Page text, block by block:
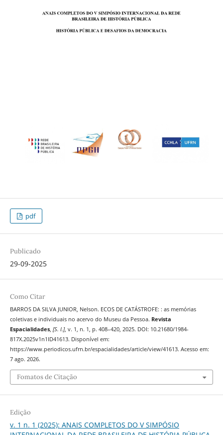
pdf
Publicado
29-09-2025
Como Citar
BARROS DA SILVA JUNIOR, Nelson. ECOS DE CATÁSTROFE: : as memórias
coletivas e individuais no acervo do Museu da Pessoa. Revista
Espacialidades, [S. l.], v. 1, n. 1, p. 408–420, 2025. DOI: 10.21680/1984-
817X.2025v1n1ID41613. Disponível em:
https://www.periodicos.ufrn.br/espacialidades/article/view/41613. Acesso em:
7 ago. 2026.
Fomatos de Citação
Edição
v. 1 n. 1 (2025): ANAIS COMPLETOS DO V SIMPÓSIO